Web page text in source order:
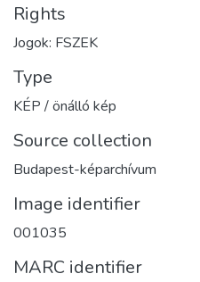
Rights
Jogok: FSZEK
Type
KÉP / önálló kép
Source collection
Budapest-képarchívum
Image identifier
001035
MARC identifier